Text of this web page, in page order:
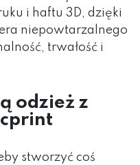
i haftu 3D, dzięki
niepowtarzalnego
trwałość i
odzież z
stworzyć coś